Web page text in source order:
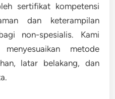
sertifikat kompetensi
dan keterampilan
non-spesialis. Kami
metode
latar belakang, dan